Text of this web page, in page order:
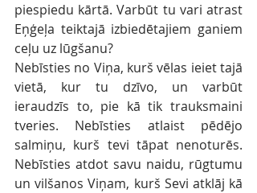
piespiedu kārtā. Varbūt tu vari atrast
Eņģeļa teiktajā izbiedētajiem ganiem
ceļu uz lūgšanu?
Nebīsties no Viņa, kurš vēlas ieiet tajā
vietā, kur tu dzīvo, un varbūt
ieraudzīs to, pie kā tik trauksmaini
tveries. Nebīsties atlaist pēdējo
salmiņu, kurš tevi tāpat nenoturēs.
Nebīsties atdot savu naidu, rūgtumu
un vilšanos Viņam, kurš Sevi atklāj kā